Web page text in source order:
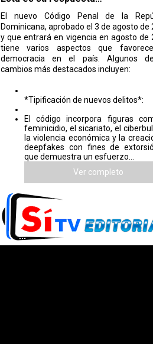
El nuevo Código Penal de la
Dominicana, aprobado el 3 de agosto de
y que entrará en vigencia en agosto de
tiene varios aspectos que
democracia en el país. Algunos
cambios más destacados incluyen:
*Tipificación de nuevos delitos*:
El código incorpora figuras
feminicidio, el sicariato, el
la violencia económica y la
deepfakes con fines de
que demuestra un esfuerzo...
Ver completo